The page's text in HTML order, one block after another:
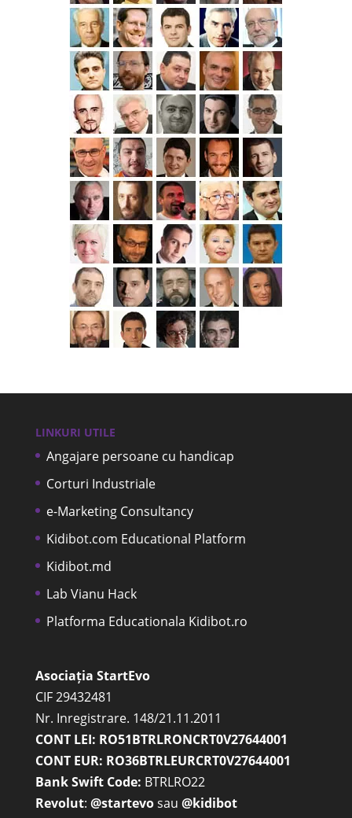
LINKURI UTILE
Angajare persoane cu handicap
Corturi Industriale
e-Marketing Consultancy
Kidibot.com Educational Platform
Kidibot.md
Lab Vianu Hack
Platforma Educationala Kidibot.ro
Asociația StartEvo
CIF 29432481
Nr. Inregistrare. 148/21.11.2011
CONT LEI: RO51BTRLRONCRT0V27644001
CONT EUR: RO36BTRLEURCRT0V27644001
Bank Swift Code: BTRLRO22
Revolut: @startevosau @kidibot